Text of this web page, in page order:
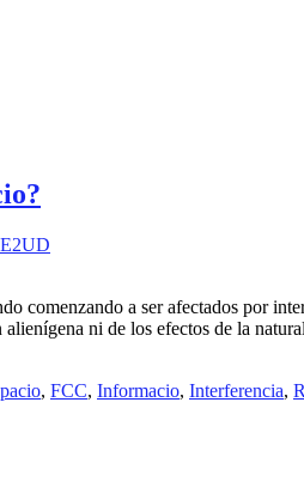
comenzando a ser afectados por
ni de los efectos de la
, FCC, Informacio, Interferencia,